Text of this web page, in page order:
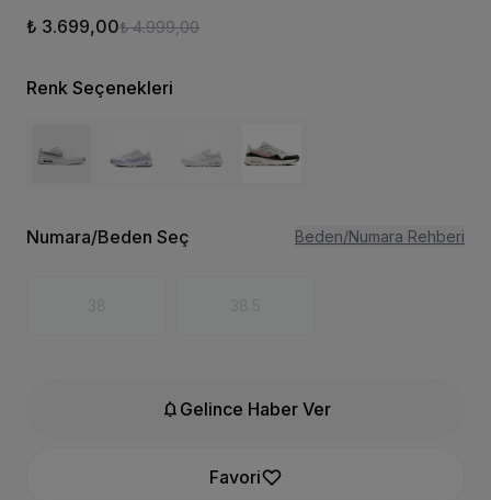
₺ 3.699,00₺ 4.999,00
Renk Seçenekleri
Numara/Beden Seç Beden/Numara Rehberi
notifications Gelince Haber Ver
Favori